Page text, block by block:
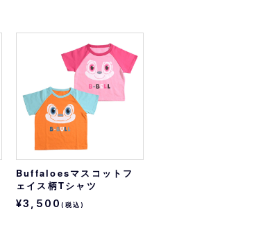
Buffaloesマスコットフ
ェイス柄Tシャツ
¥3,500(税込)